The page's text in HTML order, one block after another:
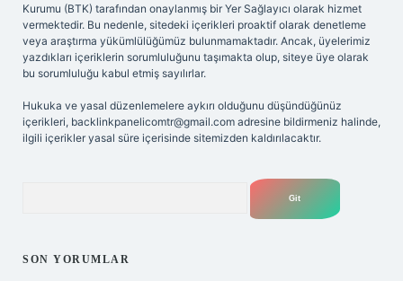
Kurumu (BTK) tarafından onaylanmış bir Yer Sağlayıcı olarak hizmet
vermektedir. Bu nedenle, sitedeki içerikleri proaktif olarak denetleme
veya araştırma yükümlülüğümüz bulunmamaktadır. Ancak, üyelerimiz
yazdıkları içeriklerin sorumluluğunu taşımakta olup, siteye üye olarak
bu sorumluluğu kabul etmiş sayılırlar.
Hukuka ve yasal düzenlemelere aykırı olduğunu düşündüğünüz
içerikleri, backlinkpanelicomtr@gmail.com adresine bildirmeniz halinde,
ilgili içerikler yasal süre içerisinde sitemizden kaldırılacaktır.
SON YORUMLAR